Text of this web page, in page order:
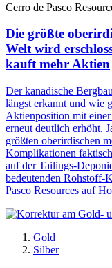
Cerro de Pasco
Die größte
Welt wird
kauft mehr Aktien
Der kanadische
längst erkannt und wie
Aktienposition mit
erneut deutlich erhöht.
größten oberirdischen
Komplikationen
auf der Tailings-
bedeutenden Rohstoff-
Pasco Resources auf
Gold
Silber